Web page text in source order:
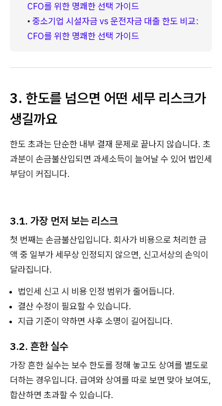
CFO를 위한 명쾌한 선택 가이드
• 중소기업 시설자금 vs 운전자금 대출 한도 비교:
CFO를 위한 명쾌한 선택 가이드
3. 한도를 넘으면 어떤 세무 리스크가
생길까요
한도 초과는 단순한 내부 결재 문제로 끝나지 않습니다. 초
과분이 손금불산입되면 과세소득이 늘어날 수 있어 법인세
부담이 커집니다.
3.1. 가장 먼저 보는 리스크
첫 번째는 손금불산입입니다. 회사가 비용으로 처리한 금
액 중 일부가 세무상 인정되지 않으면, 신고서상의 손익이
달라집니다.
법인세 신고 시 비용 인정 범위가 줄어듭니다.
결산 수정이 필요할 수 있습니다.
지급 기준이 약하면 사후 소명이 길어집니다.
3.2. 흔한 실수
가장 흔한 실수는 보수 한도를 정해 놓고도 상여를 별도로
더하는 경우입니다. 급여와 상여를 따로 보면 맞아 보여도,
합산하면 초과할 수 있습니다.